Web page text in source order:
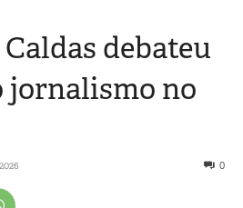
debateu
jornalismo no
0